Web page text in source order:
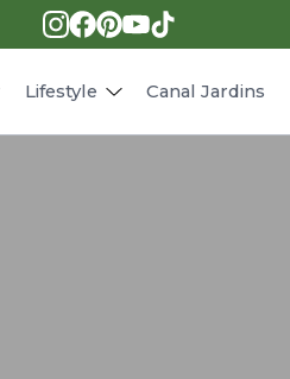
Lifestyle
Receitas
Canal Jardins